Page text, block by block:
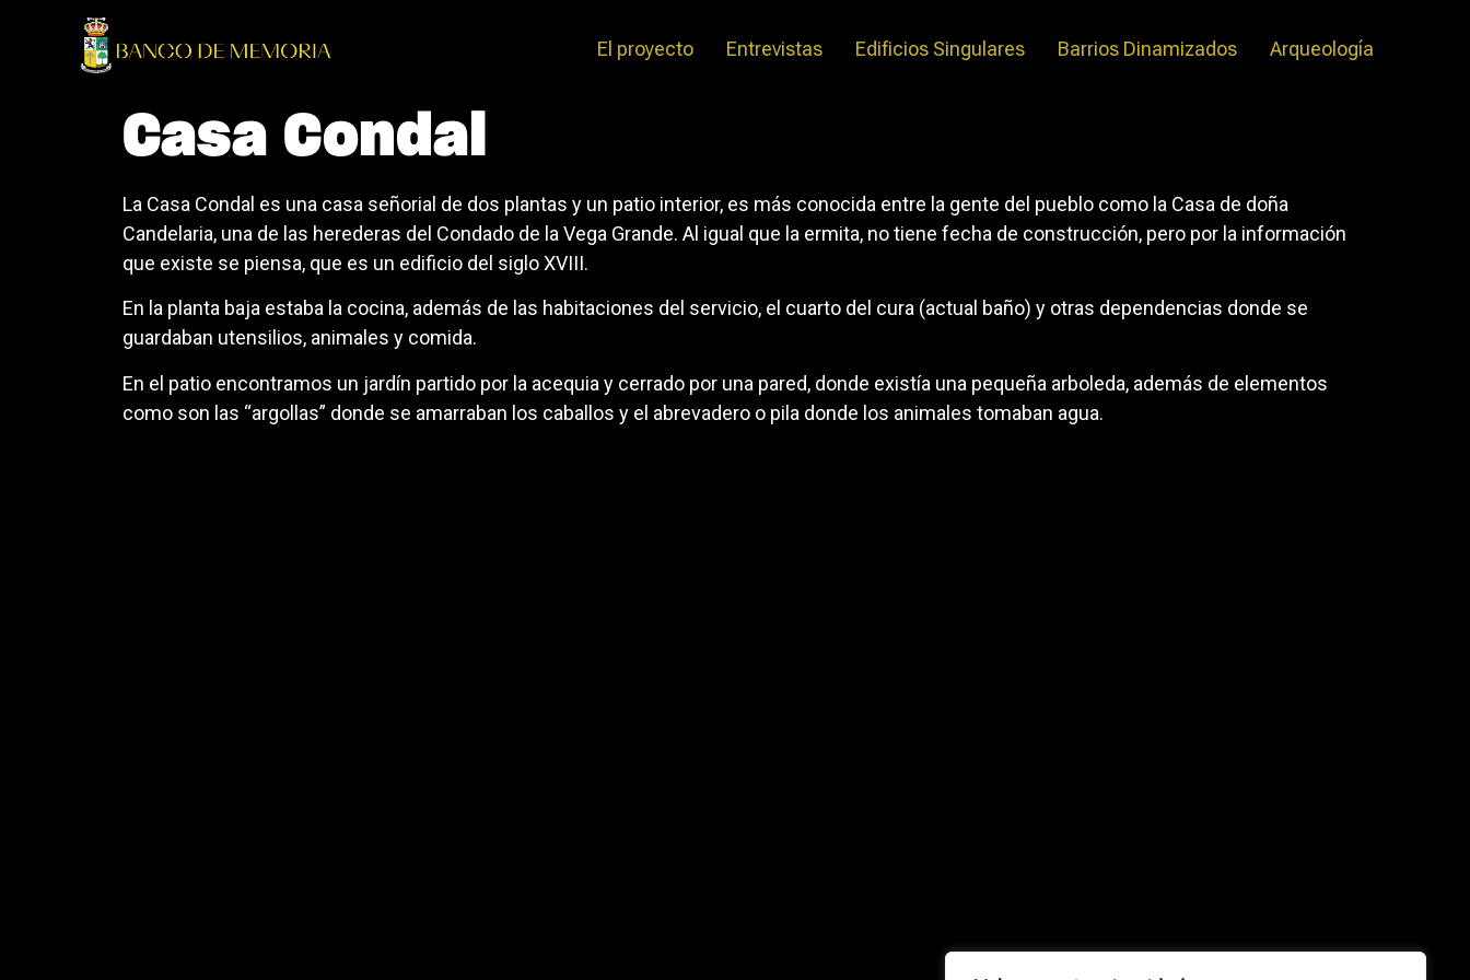
El proyecto Entrevistas Edificios Singulares Barrios Dinamizados Arqueología
Casa Condal
La Casa Condal es una casa señorial de dos plantas y un patio interior, es más conocida entre la gente del pueblo como la Casa de doña
Candelaria, una de las herederas del Condado de la Vega Grande. Al igual que la ermita, no tiene fecha de construcción, pero por la información
que existe se piensa, que es un edificio del siglo XVIII.
En la planta baja estaba la cocina, además de las habitaciones del servicio, el cuarto del cura (actual baño) y otras dependencias donde se
guardaban utensilios, animales y comida.
En el patio encontramos un jardín partido por la acequia y cerrado por una pared, donde existía una pequeña arboleda, además de elementos
como son las “argollas” donde se amarraban los caballos y el abrevadero o pila donde los animales tomaban agua.